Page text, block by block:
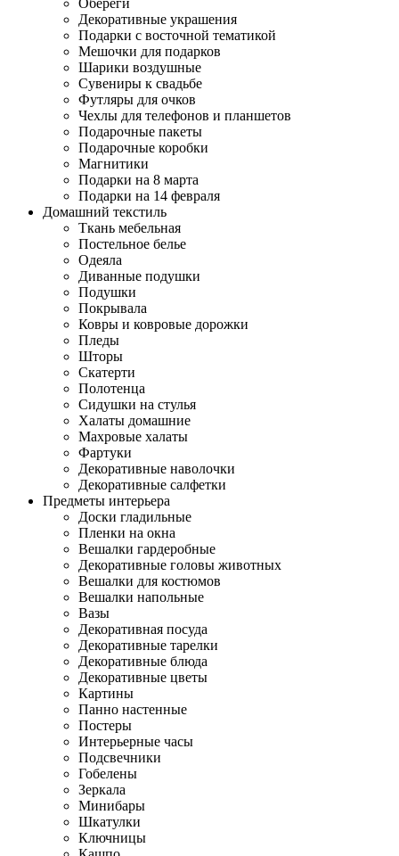
Обереги
Декоративные украшения
Подарки с восточной тематикой
Мешочки для подарков
Шарики воздушные
Сувениры к свадьбе
Футляры для очков
Чехлы для телефонов и планшетов
Подарочные пакеты
Подарочные коробки
Магнитики
Подарки на 8 марта
Подарки на 14 февраля
Домашний текстиль
Ткань мебельная
Постельное белье
Одеяла
Диванные подушки
Подушки
Покрывала
Ковры и ковровые дорожки
Пледы
Шторы
Скатерти
Полотенца
Сидушки на стулья
Халаты домашние
Махровые халаты
Фартуки
Декоративные наволочки
Декоративные салфетки
Предметы интерьера
Доски гладильные
Пленки на окна
Вешалки гардеробные
Декоративные головы животных
Вешалки для костюмов
Вешалки напольные
Вазы
Декоративная посуда
Декоративные тарелки
Декоративные блюда
Декоративные цветы
Картины
Панно настенные
Постеры
Интерьерные часы
Подсвечники
Гобелены
Зеркала
Минибары
Шкатулки
Ключницы